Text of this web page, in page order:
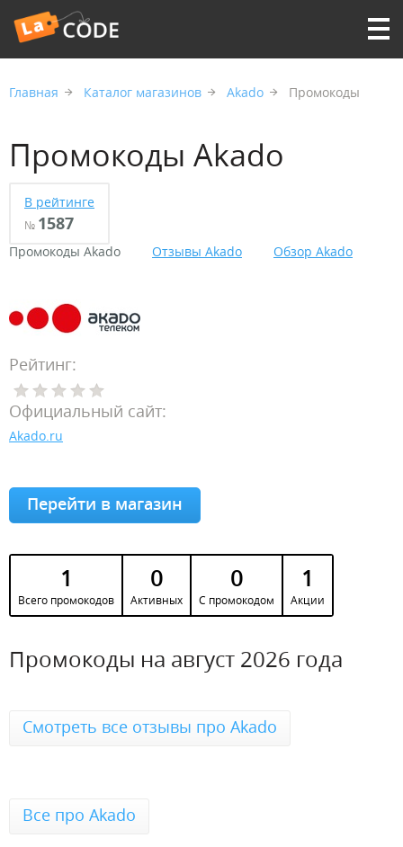
Главная Каталог магазинов Akado Промокоды
Промокоды Akado
В рейтинге
№ 1587
Промокоды Akado Отзывы Akado Обзор Akado
Рейтинг:
Официальный сайт:
Akado.ru
Перейти в магазин
1
Всего промокодов
0
Активных
0
С промокодом
1
Акции
Промокоды на август 2026 года
Смотреть все отзывы про Akado
Все про Akado